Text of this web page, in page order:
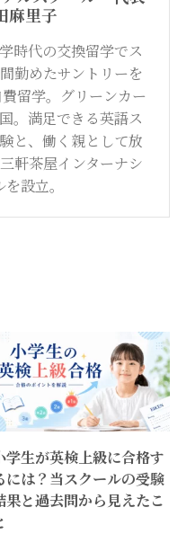
里子
時代の交換留学でス
勤めたサントリーを
留学。グリーンカー
。満足できる英語ス
と、働く親として放
軒茶屋インターナシ
設立。
学生が英検上級に合格す
には？当スクールの受験
果と過去問から見えたこ